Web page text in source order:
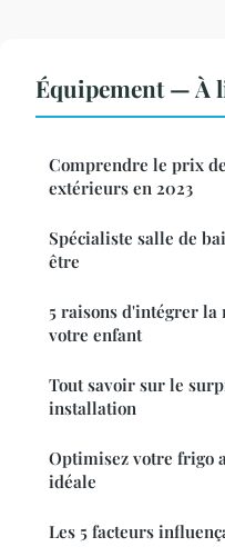
Équipement — À
Comprendre le prix
extérieurs en 2023
Spécialiste salle de
être
5 raisons d'intégrer la
votre enfant
Tout savoir sur le
installation
Optimisez votre frigo
idéale
Les 5 facteurs